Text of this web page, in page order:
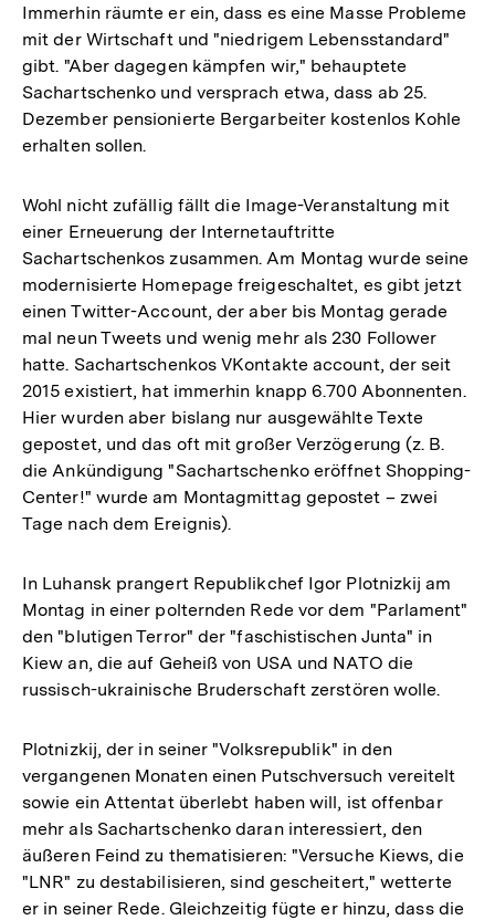
Immerhin räumte er ein, dass es eine Masse Probleme
mit der Wirtschaft und "niedrigem Lebensstandard"
gibt. "Aber dagegen kämpfen wir," behauptete
Sachartschenko und versprach etwa, dass ab 25.
Dezember pensionierte Bergarbeiter kostenlos Kohle
erhalten sollen.
Wohl nicht zufällig fällt die Image-Veranstaltung mit
einer Erneuerung der Internetauftritte
Sachartschenkos zusammen. Am Montag wurde seine
modernisierte Homepage freigeschaltet, es gibt jetzt
einen Twitter-Account, der aber bis Montag gerade
mal neun Tweets und wenig mehr als 230 Follower
hatte. Sachartschenkos VKontakte account, der seit
2015 existiert, hat immerhin knapp 6.700 Abonnenten.
Hier wurden aber bislang nur ausgewählte Texte
gepostet, und das oft mit großer Verzögerung (z. B.
die Ankündigung "Sachartschenko eröffnet Shopping-
Center!" wurde am Montagmittag gepostet – zwei
Tage nach dem Ereignis).
In Luhansk prangert Republikchef Igor Plotnizkij am
Montag in einer polternden Rede vor dem "Parlament"
den "blutigen Terror" der "faschistischen Junta" in
Kiew an, die auf Geheiß von USA und NATO die
russisch-ukrainische Bruderschaft zerstören wolle.
Plotnizkij, der in seiner "Volksrepublik" in den
vergangenen Monaten einen Putschversuch vereitelt
sowie ein Attentat überlebt haben will, ist offenbar
mehr als Sachartschenko daran interessiert, den
äußeren Feind zu thematisieren: "Versuche Kiews, die
"LNR" zu destabilisieren, sind gescheitert," wetterte
er in seiner Rede. Gleichzeitig fügte er hinzu, dass die